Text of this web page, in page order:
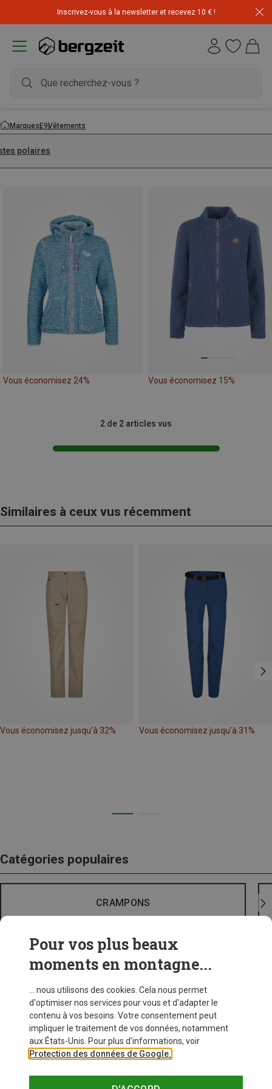
Inscrivez-vous à la newsletter et recevez 10 € !
Déstockage : 20 € offerts avec le code END20
MarquesE9Vêtements
polaires
Vous économisez 24% Vous économisez 15%
2 de 2 articles vus
Similaires à ceux vus récemment
Vous économisez jusqu'à 32% Vous économisez jusqu'à 31%
Catégories populaires
CRAMPONS
Pour vos plus beaux
moments en montagne...
... nous utilisons des cookies. Cela nous permet
d'optimiser nos services pour vous et d'adapter le
contenu à vos besoins. Votre consentement peut
impliquer le traitement de vos données, notamment
aux États-Unis. Pour plus d'informations, voir
Protection des données de Google.